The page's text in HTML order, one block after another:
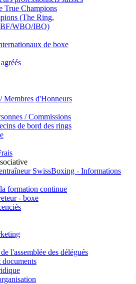
True Champions
(The Ring,
WBO/IBO)
de boxe
Membres d'Honneurs
/ Commissions
de bord des rings
SwissBoxing - Informations
formation continue
- boxe
l'assemblée des délégués
documents